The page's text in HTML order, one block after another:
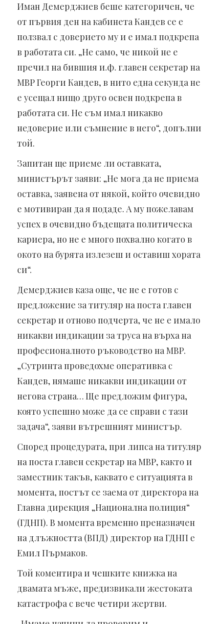
Иман Демерджиев беше категоричен, че
от първия ден на кабинета Кандев се е
ползвал с доверието му и е имал подкрепа
в работата си. „Не само, че никой не е
пречил на бившия и.ф. главен секретар на
МВР Георги Кандев, в нито една секунда не
е усещал нищо друго освен подкрепа в
работата си. Не съм имал никакво
недоверие или съмнение в него“, допълни
той.
Запитан ще приеме ли оставката,
министърът заяви: „Не мога да не приема
оставка, заявена от някой, който очевидно
е мотивиран да я подаде. А му пожелавам
успех в очевидно бъдещата политическа
кариера, но не е много похвално когато в
окото на бурята излезеш и оставиш хората
си“.
Демерджиев каза още, че не е готов с
предложение за титуляр на поста главен
секретар и отново подчерта, че не е имало
никакви индикации за труса на върха на
професионалното ръководство на МВР.
„Сутринта проведохме оперативка с
Кандев, нямаше никакви индикации от
негова страна… Ще предложим фигура,
която успешно може да се справи с тази
задача“, заяви вътрешният министър.
Според процедурата, при липса на титуляр
на поста главен секретар на МВР, както и
заместник такъв, каквато е ситуацията в
момента, постът се заема от директора на
Главна дирекция „Национална полиция“
(ГДНП). В момента временно преназначен
на длъжността (ВПД) директор на ГДНП е
Емил Пърмаков.
Той коментира и чешките книжка на
двамата мъже, предизвикали жестоката
катастрофа с вече четири жертви.